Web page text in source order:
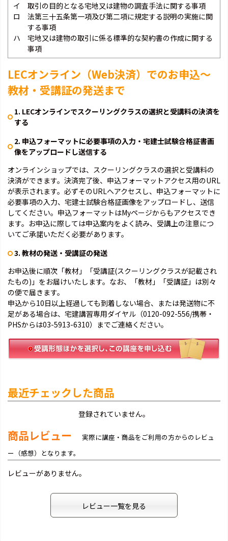
イ 取引の目的となる宅地又は建物の調査手法に関する事項
ロ 法第三十五条第一項及び第二項に規定する説明の実施に関
する事項
ハ 宅地又は建物の取引に係る標準的な契約書の作成に関する
事項
LECオンライン（Web決済）でのお申込～
教材・受講証の発送まで
1. LECオンラインでスクーリングクラスの選択と受講料の決済を
する
2. 申込フォーマットに必要事項の入力・宅建士試験合格証書画
像をアップロードし送信する
オンラインショップでは、スクーリングクラスの選択と受講料の
決済ができます。決済完了後、申込フォーマットアクセス用のURL
が表示されます。必ずそのURLへアクセスし、申込フォーマットに
必要事項の入力、宅建士試験合格証画像をアップロードし、送信
してください。申込フォーマットはMyページからもアクセスでき
ます。お申込に際しては申込案内をよく読み、受講上の注意につ
いてご承諾いただく必要があります。
3. 教材の発送・受講証の発送
お申込後に順次「教材」「受講証(スクーリングクラスが記載され
たもの)」をお届けいたします。なお、「教材」「受講証」は別々
の便で届きます。
申込から10日以上経過しても到着しない場合、または発送物に不
足がある場合は、宅建講習専用ダイヤル（0120-092-556/携帯・
PHSからは03-5913-6310）までご連絡ください。
最近チェックした商品
登録されていません。
商品レビュー
実際に講座・商品をご利用の方からのレビュ
ー（感想）となります。
レビューがありません。
レビュー一覧を見る